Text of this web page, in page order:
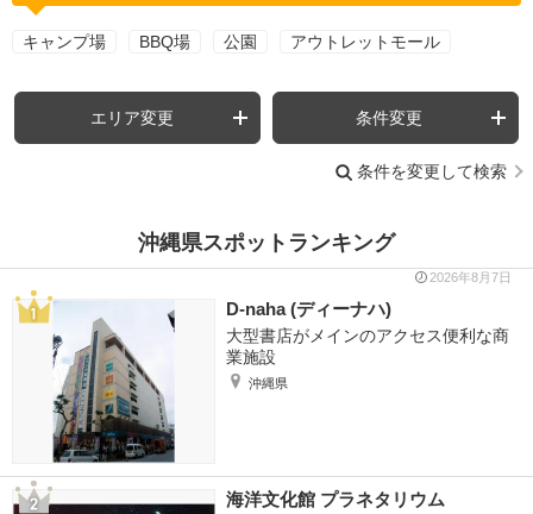
キャンプ場 BBQ場 公園 アウトレットモール
エリア変更 条件変更
条件を変更して検索
沖縄県スポットランキング
2026年8月7日
D-naha (ディーナハ)
大型書店がメインのアクセス便利な商
業施設
沖縄県
海洋文化館 プラネタリウム